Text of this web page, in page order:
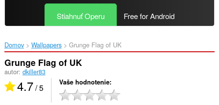
Stiahnuť Operu Free for Android
Domov Wallpapers Grunge Flag of UK‎
Grunge Flag of UK
autor: dkiller83
4.7/ 5 Vaše hodnotenie